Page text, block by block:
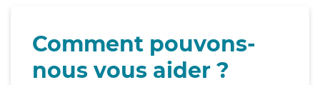
Comment pouvons-
nous vous aider ?